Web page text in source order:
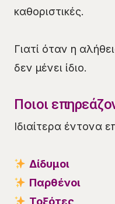
καθοριστικές.
Γιατί όταν η
δεν μένει ίδιο.
Ποιοι
Ιδιαίτερα έντονα
Δίδυμοι
Παρθένοι
Τοξότες